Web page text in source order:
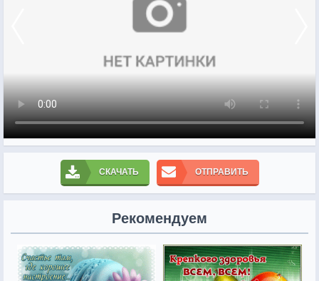
СКАЧАТЬ ОТПРАВИТЬ
Рекомендуем